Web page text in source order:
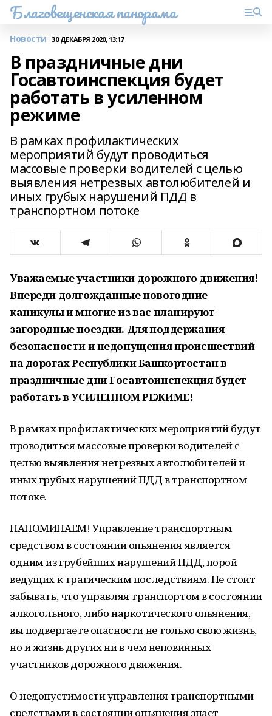
Благовещенская панорама
Новости 30 ДЕКАБРЯ 2020, 13:17
В праздничные дни
Госавтоинспекция будет
работать в усиленном
режиме
В рамках профилактических
мероприятий будут проводиться
массовые проверки водителей с целью
выявления нетрезвых автолюбителей и
иных грубых нарушений ПДД в
транспортном потоке
Уважаемые участники дорожного движения!
Впереди долгожданные новогодние
каникулы и многие из вас планируют
загородные поездки. Для поддержания
безопасности и недопущения происшествий
на дорогах Республики Башкортостан в
праздничные дни Госавтоинспекция будет
работать в УСИЛЕННОМ РЕЖИМЕ!
В рамках профилактических мероприятий будут
проводиться массовые проверки водителей с
целью выявления нетрезвых автолюбителей и
иных грубых нарушений ПДД в транспортном
потоке.
НАПОМИНАЕМ! Управление транспортным
средством в состоянии опьянения является
одним из грубейших нарушений ПДД, порой
ведущих к трагическим последствиям. Не стоит
забывать, что управляя транспортом в состоянии
алкогольного, либо наркотического опьянения,
вы подвергаете опасности не только свою жизнь,
но и жизнь других ни в чем неповинных
участников дорожного движения.
О недопустимости управления транспортными
средствами в состоянии опьянения знает